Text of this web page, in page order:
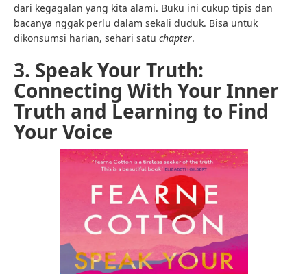
dari kegagalan yang kita alami. Buku ini cukup tipis dan
bacanya nggak perlu dalam sekali duduk. Bisa untuk
dikonsumsi harian, sehari satu chapter.
3. Speak Your Truth:
Connecting With Your Inner
Truth and Learning to Find
Your Voice